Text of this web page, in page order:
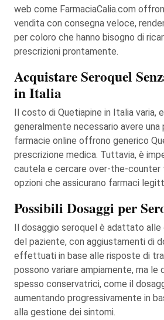
web come FarmaciaCalia.com
vendita con consegna veloce,
per coloro che hanno bisogno di
prescrizioni prontamente.
Acquistare Seroquel
in Italia
Il costo di Quetiapine in Italia varia,
generalmente necessario avere una
farmacie online offrono generico
prescrizione medica. Tuttavia, è
cautela e cercare over-the-counter
opzioni che assicurano farmaci
Possibili Dosaggi per
Il dosaggio seroquel è adattato
del paziente, con aggiustamenti di
effettuati in base alle risposte di
possono variare ampiamente, ma le
spesso conservatrici, come il
aumentando progressivamente in
alla gestione dei sintomi.